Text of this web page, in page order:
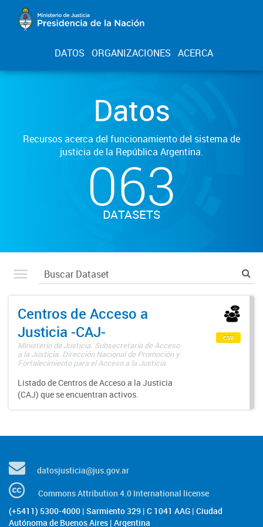
DATOS ORGANIZACIONES ACERCA
Datos
Recursos acerca del funcionamiento del sistema de
justicia de la República Argentina.
063
DATASETS
Centros de Acceso a
Justicia -CAJ-
Ministerio de Justicia. Subsecretaría de Acceso
a la Justicia. Dirección Nacional de Promoción y
Fortalecimiento para el Acceso a la Justicia
Listado de Centros de Acceso a la Justicia
(CAJ) que se encuentran activos.
csv
datosjusticia@jus.gov.ar
Commons Attribution 4.0 International license
(+5411) 5300-4000 | Sarmiento 329 | C 1041 AAG | Ciudad
Autónoma de Buenos Aires | Argentina